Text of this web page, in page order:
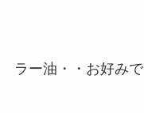
ラー油・・お好みで